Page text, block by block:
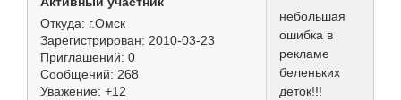
Откуда: г.Омск
Зарегистрирован: 2010-03-23
Приглашений: 0
Сообщений: 268
Уважение: +12
небольшая
ошибка в
рекламе
беленьких
деток!!!